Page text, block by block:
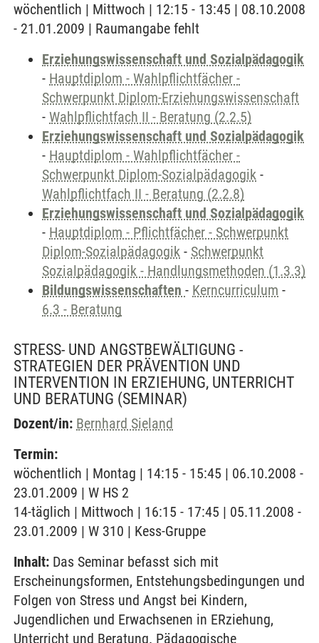
wöchentlich | Mittwoch | 12:15 - 13:45 | 08.10.2008
- 21.01.2009 | Raumangabe fehlt
Erziehungswissenschaft und Sozialpädagogik
- Hauptdiplom - Wahlpflichtfächer -
Schwerpunkt Diplom-Erziehungswissenschaft
- Wahlpflichtfach II - Beratung (2.2.5)
Erziehungswissenschaft und Sozialpädagogik
- Hauptdiplom - Wahlpflichtfächer -
Schwerpunkt Diplom-Sozialpädagogik -
Wahlpflichtfach II - Beratung (2.2.8)
Erziehungswissenschaft und Sozialpädagogik
- Hauptdiplom - Pflichtfächer - Schwerpunkt
Diplom-Sozialpädagogik - Schwerpunkt
Sozialpädagogik - Handlungsmethoden (1.3.3)
Bildungswissenschaften - Kerncurriculum -
6.3 - Beratung
STRESS- UND ANGSTBEWÄLTIGUNG -
STRATEGIEN DER PRÄVENTION UND
INTERVENTION IN ERZIEHUNG, UNTERRICHT
UND BERATUNG (SEMINAR)
Dozent/in: Bernhard Sieland
Termin:
wöchentlich | Montag | 14:15 - 15:45 | 06.10.2008 -
23.01.2009 | W HS 2
14-täglich | Mittwoch | 16:15 - 17:45 | 05.11.2008 -
23.01.2009 | W 310 | Kess-Gruppe
Inhalt: Das Seminar befasst sich mit
Erscheinungsformen, Entstehungsbedingungen und
Folgen von Stress und Angst bei Kindern,
Jugendlichen und Erwachsenen in ERziehung,
Unterricht und Beratung. Pädagogische